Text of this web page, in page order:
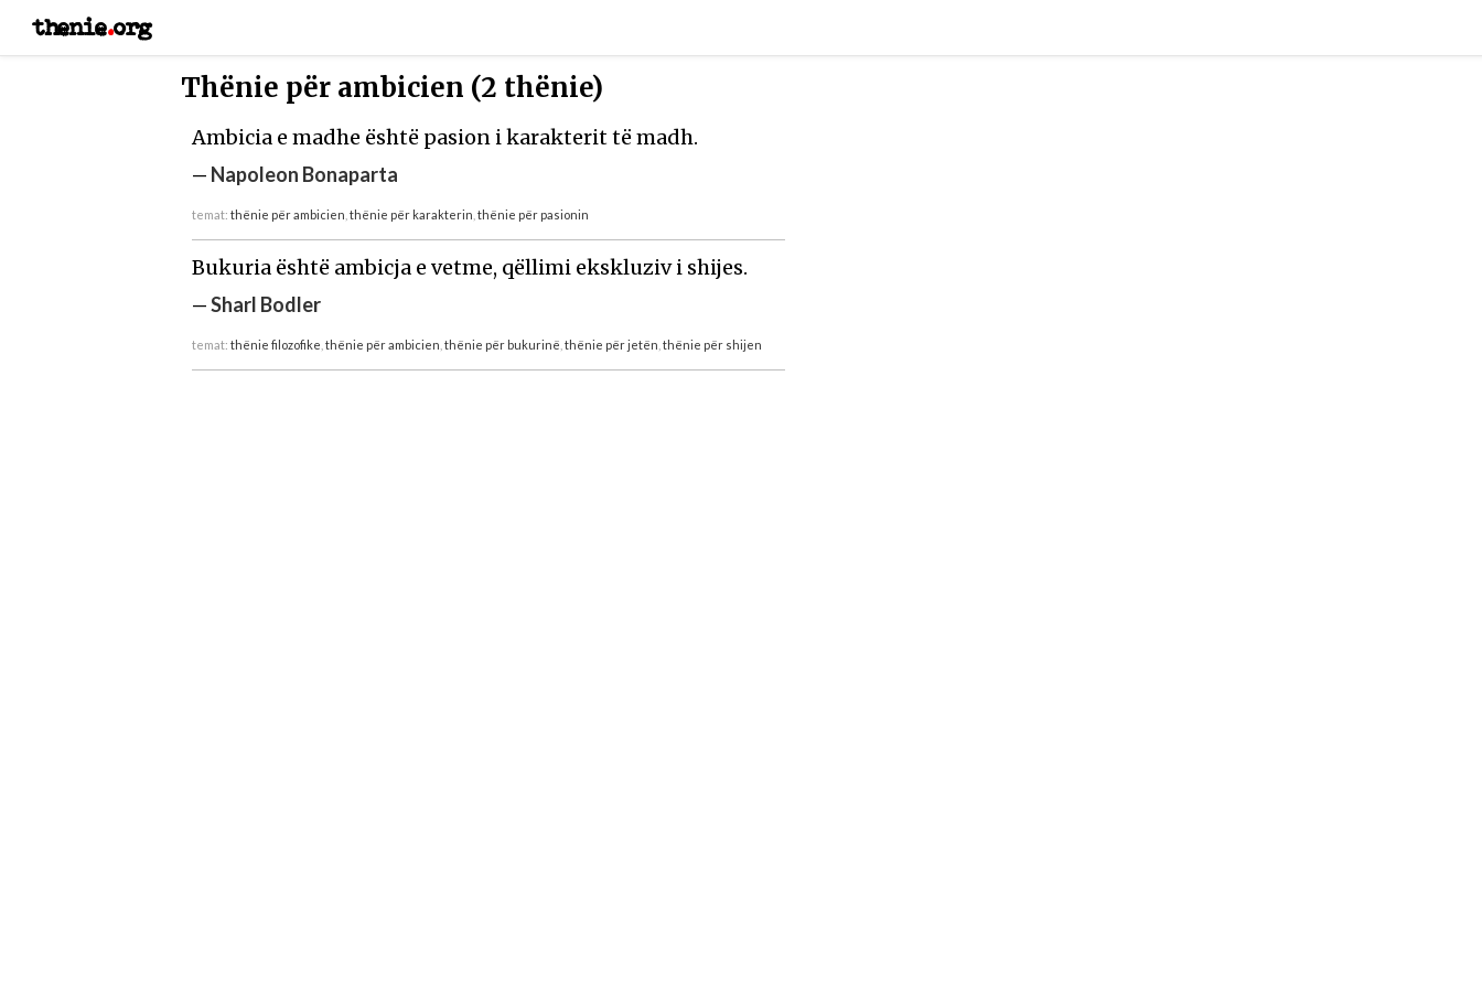
thenie.org
Thënie për ambicien (2 thënie)
Ambicia e madhe është pasion i karakterit të madh.
— Napoleon Bonaparta
temat:thënie për ambicien ,thënie për karakterin ,thënie për pasionin
Bukuria është ambicja e vetme, qëllimi ekskluziv i shijes.
—Sharl Bodler
temat:thënie filozofike ,thënie për ambicien ,thënie për bukurinë ,thënie për jetën ,thënie për shijen